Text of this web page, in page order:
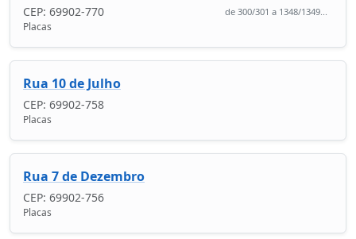
CEP: 69902-770 de 300/301 a 1348/1349...
Placas
Rua 10 de Julho
CEP: 69902-758
Placas
Rua 7 de Dezembro
CEP: 69902-756
Placas